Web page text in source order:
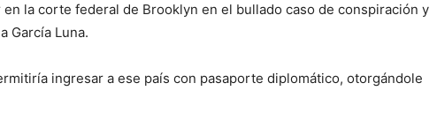
la corte federal de Brooklyn en el bullado caso de conspiración y
García Luna.
ingresar a ese país con pasaporte diplomático, otorgándole